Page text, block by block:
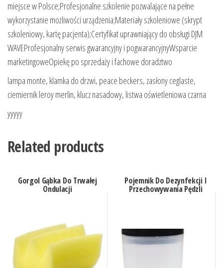
miejsce w Polsce;Profesjonalne szkolenie pozwalające na pełne
wykorzystanie możliwości urządzenia;Materiały szkoleniowe (skrypt
szkoleniowy, kartę pacjenta);Certyfikat uprawniający do obsługi DJM
WAVEProfesjonalny serwis gwarancyjny i pogwarancyjnyWsparcie
marketingoweOpiekę po sprzedaży i fachowe doradztwo
lampa monte, klamka do drzwi, peace beckers, zasłony ceglaste,
ciemiernik leroy merlin, klucz nasadowy, listwa oświetleniowa czarna
yyyyy
Related products
Gorgol Gąbka Do Trwałej
Ondulacji
Pojemnik Do Dezynfekcji I
Przechowywania Pędzli